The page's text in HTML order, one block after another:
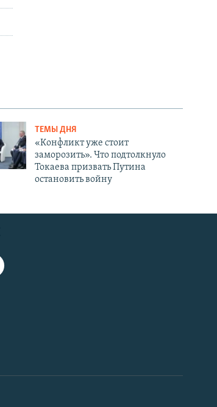
ТЕМЫ ДНЯ
«Конфликт уже стоит
заморозить». Что подтолкнуло
Токаева призвать Путина
остановить войну